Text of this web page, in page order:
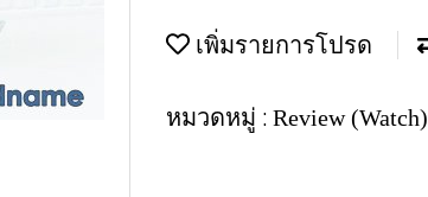
เพิ่มรายการโปรด
หมวดหมู่ : Review (Watch)